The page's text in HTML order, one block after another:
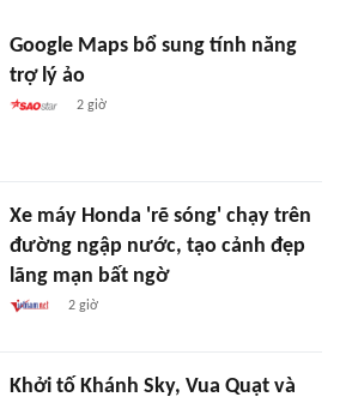
Google Maps bổ sung tính năng
trợ lý ảo
2 giờ
Xe máy Honda 'rẽ sóng' chạy trên
đường ngập nước, tạo cảnh đẹp
lãng mạn bất ngờ
2 giờ
Khởi tố Khánh Sky, Vua Quạt và